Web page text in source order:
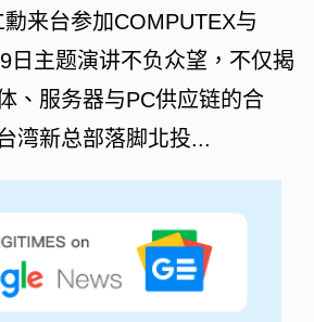
来台参加COMPUTEX与
日主题演讲不负众望，不仅揭
、服务器与PC供应链的合
湾新总部落脚北投...